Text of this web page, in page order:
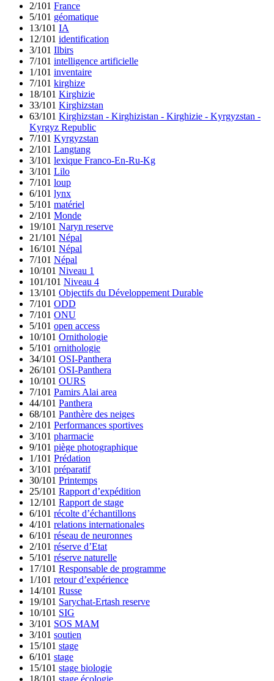
2/101 France
5/101 géomatique
13/101 IA
12/101 identification
3/101 Ilbirs
7/101 intelligence artificielle
1/101 inventaire
7/101 kirghize
18/101 Kirghizie
33/101 Kirghizstan
63/101 Kirghizstan - Kirghizistan - Kirghizie - Kyrgyzstan -
Kyrgyz Republic
7/101 Kyrgyzstan
2/101 Langtang
3/101 lexique Franco-En-Ru-Kg
3/101 Lilo
7/101 loup
6/101 lynx
5/101 matériel
2/101 Monde
19/101 Naryn reserve
21/101 Népal
16/101 Népal
7/101 Népal
10/101 Niveau 1
101/101 Niveau 4
13/101 Objectifs du Développement Durable
7/101 ODD
7/101 ONU
5/101 open access
10/101 Ornithologie
5/101 ornithologie
34/101 OSI-Panthera
26/101 OSI-Panthera
10/101 OURS
7/101 Pamirs Alai area
44/101 Panthera
68/101 Panthère des neiges
2/101 Performances sportives
3/101 pharmacie
9/101 piège photographique
1/101 Prédation
3/101 préparatif
30/101 Printemps
25/101 Rapport d’expédition
12/101 Rapport de stage
6/101 récolte d’échantillons
4/101 relations internationales
6/101 réseau de neuronnes
2/101 réserve d’Etat
5/101 réserve naturelle
17/101 Responsable de programme
1/101 retour d’expérience
14/101 Russe
19/101 Sarychat-Ertash reserve
10/101 SIG
3/101 SOS MAM
3/101 soutien
15/101 stage
6/101 stage
15/101 stage biologie
18/101 stage écologie